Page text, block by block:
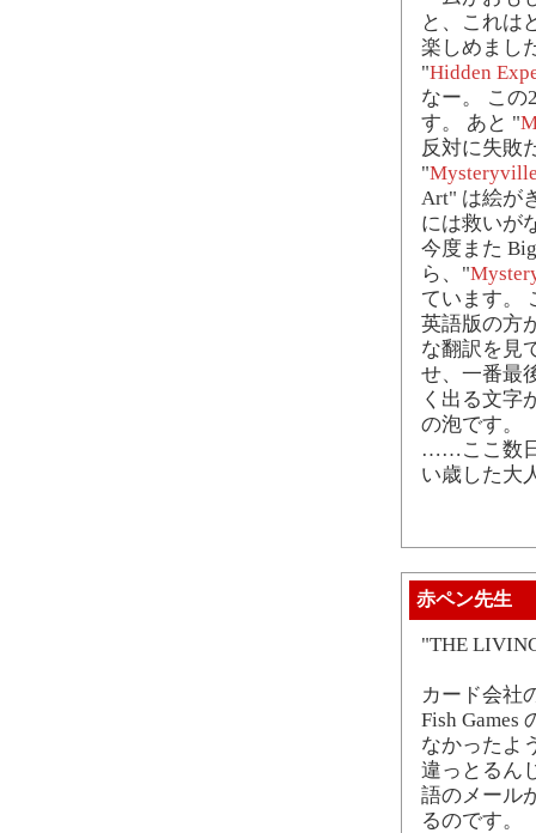
と、これは
楽しめまし
"Hidden
なー。 この
す。 あと "
反対に失敗
"
Art" は絵が
には救いが
今度また
ら、"
ています。
英語版の方
な翻訳を見
せ、一番最
く出る文字
の泡です。
……ここ数日
い歳した大
赤ペン先生
"THE
カード会社
Fish Games
なかったよ
違っとるん
語のメール
るのです。